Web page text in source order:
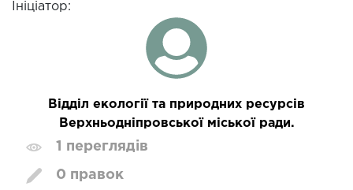
Ініціатор:
Відділ екології та природних ресурсів
Верхньодніпровської міської ради.
1 переглядів
0 правок